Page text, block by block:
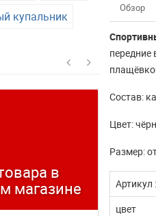
купальник
в
магазине
Обзор
Состав:
Цвет:
Размер:
Артикул :
цвет